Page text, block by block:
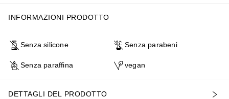
INFORMAZIONI PRODOTTO
Senza silicone Senza parabeni
Senza paraffina vegan
DETTAGLI DEL PRODOTTO